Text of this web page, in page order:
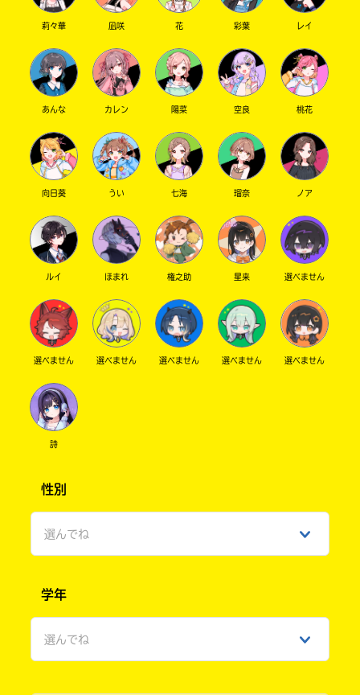
莉々華 凪咲 花 彩葉 レイ
あんな カレン 陽菜 空良 桃花
向日葵 うい 七海 瑠奈 ノア
ルイ ほまれ 権之助 星来 選べません
選べません 選べません 選べません 選べません 選べません
詩
性別
選んでね
ひみつ
学年
選んでね